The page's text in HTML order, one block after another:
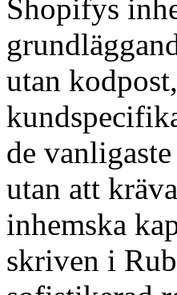
Shopifys
utan
de
utan att
inhemska
skriven i